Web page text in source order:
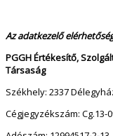
Az adatkezelő
PGGH Értékesítő,
Társaság
Székhely: 2337
Cégjegyzékszám: Cg.13-